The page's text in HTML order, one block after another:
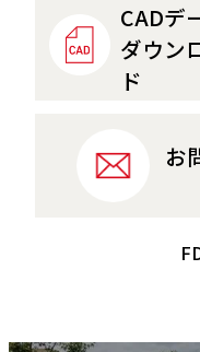
CADデ
ダウン
ド
お
P